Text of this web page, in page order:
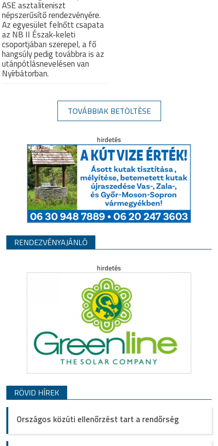
ASE asztaliteniszt
népszerűsítő rendezvényére.
Az egyesület felnőtt csapata
az NB II Észak-keleti
csoportjában szerepel, a fő
hangsúly pedig továbbra is az
utánpótlásnevelésen van
Nyírbátorban.
TOVÁBBIAK BETÖLTÉSE
RENDEZVÉNYAJÁNLÓ
RÖVID HÍREK
Országos közúti ellenőrzést tart a rendőrség